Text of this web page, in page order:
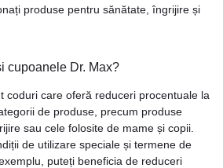
produse pentru sănătate, îngrijire și
cupoanele Dr. Max?
coduri care oferă reduceri procentuale la
de produse, precum produse
sau cele folosite de mame și copii.
de utilizare speciale și termene de
puteți beneficia de reduceri